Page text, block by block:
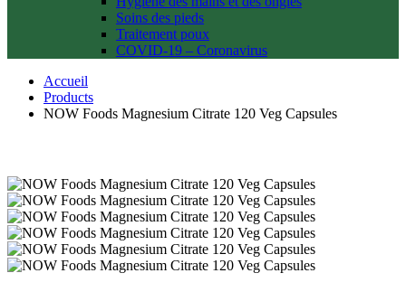
Soins des pieds
Traitement poux
COVID-19 – Coronavirus
Accueil
Products
NOW Foods Magnesium Citrate 120 Veg Capsules